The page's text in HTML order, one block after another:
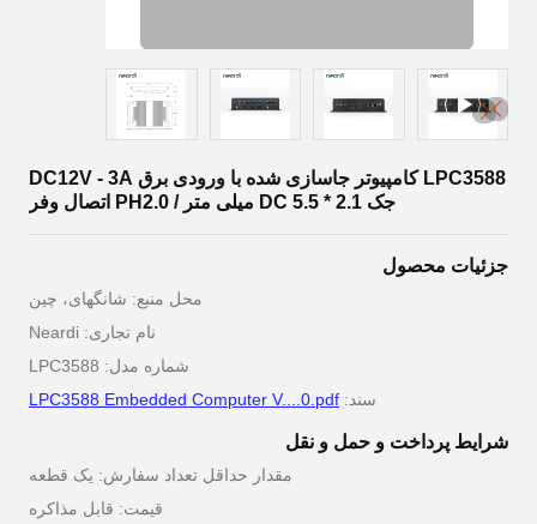
LPC3588 کامپیوتر جاسازی شده با ورودی برق DC12V - 3A
جک DC 5.5 * 2.1 میلی متر / PH2.0 اتصال وفر
جزئیات محصول
محل منبع: شانگهای، چین
نام تجاری: Neardi
شماره مدل: LPC3588
سند: LPC3588 Embedded Computer V....0.pdf
شرایط پرداخت و حمل و نقل
مقدار حداقل تعداد سفارش: یک قطعه
قیمت: قابل مذاکره